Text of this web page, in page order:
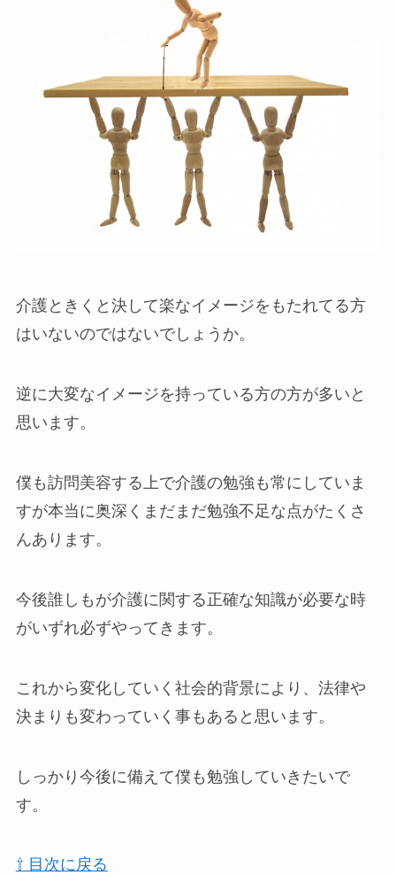
介護ときくと決して楽なイメージをもたれてる方
はいないのではないでしょうか。
逆に大変なイメージを持っている方の方が多いと
思います。
僕も訪問美容する上で介護の勉強も常にしていま
すが本当に奥深くまだまだ勉強不足な点がたくさ
んあります。
今後誰しもが介護に関する正確な知識が必要な時
がいずれ必ずやってきます。
これから変化していく社会的背景により、法律や
決まりも変わっていく事もあると思います。
しっかり今後に備えて僕も勉強していきたいで
す。
⇧ 目次に戻る